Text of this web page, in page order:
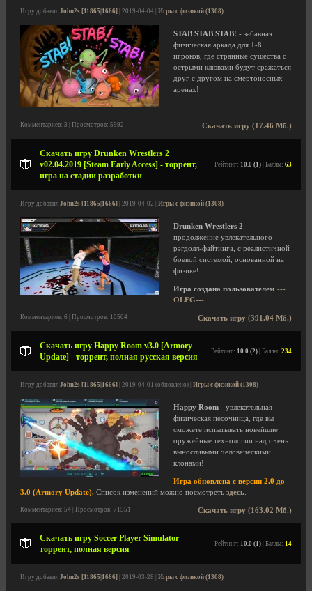
Игру добавил John2s [11865|1666] | 2019-04-04 | Игры с физикой (1308)
STAB STAB STAB! - забавная
физическая аркада для 1-8
игроков, где странные существа с
острыми клювами будут сражаться
друг с другом на смертоносных
аренах!
Скачать игру (17.46 Мб.)
Комментариев: 3 | Просмотров: 5992
Скачать игру Drunken Wrestlers 2
v02.04.2019 [Steam Early Access] - торрент,
игра на стадии разработки
Рейтинг: 10.0 (1) | Баллы: 63
Игру добавил John2s [11865|1666] | 2019-04-02 | Игры с физикой (1308)
Drunken Wrestlers 2 -
продолжение увлекательного
рэгдолл-файтинга, с реалистичной
боевой системой, основанной на
физике!
Игра создана пользователем ---
OLEG---
Скачать игру (391.04 Мб.)
Комментариев: 6 | Просмотров: 10504
Скачать игру Happy Room v3.0 [Armory
Update] - торрент, полная русская версия
Рейтинг: 10.0 (2) | Баллы: 234
Игру добавил John2s [11865|1666] | 2019-04-01 (обновлено) | Игры с физикой (1308)
Happy Room - увлекательная
физическая песочница, где вы
сможете испытывать новейшие
оружейные технологии над очень
выносливыми человеческими
клонами!
Игра обновлена с версии 2.0 до
3.0 (Armory Update). Список изменений можно посмотреть здесь
Скачать игру (163.02 Мб.)
Комментариев: 54 | Просмотров: 71551
Скачать игру Soccer Player Simulator -
торрент, полная версия
Рейтинг: 10.0 (1) | Баллы: 14
Игру добавил John2s [11865|1666] | 2019-03-28 | Игры с физикой (1308)